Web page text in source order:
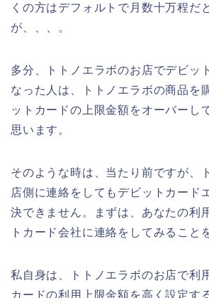
くの方はデフォルトで月数十万程だ
が、、、。
多分、トトノエラボのお店でデビッ
なった人は、トトノエラボの商品を
ットカードの上限金額をオーバーし
思います。
そのような時は、当たり前ですが、
店側に連絡をしてもデビットカード
決できません。まずは、あなたの利
トカード会社に連絡をしてみること
私自身は、トトノエラボのお店で利
カードの利用上限金額を高く設定す